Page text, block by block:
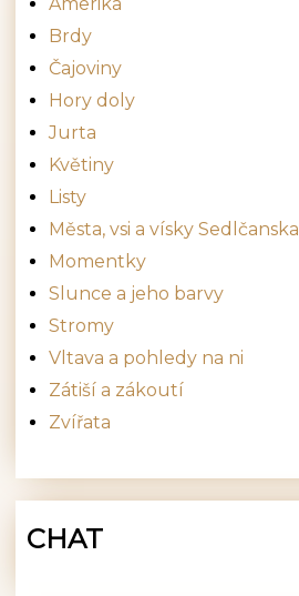
Brdy
Čajoviny
Hory doly
Jurta
Květiny
Listy
Města, vsi a vísky Sedlčanska
Momentky
Slunce a jeho barvy
Stromy
Vltava a pohledy na ni
Zátiší a zákoutí
Zvířata
CHAT